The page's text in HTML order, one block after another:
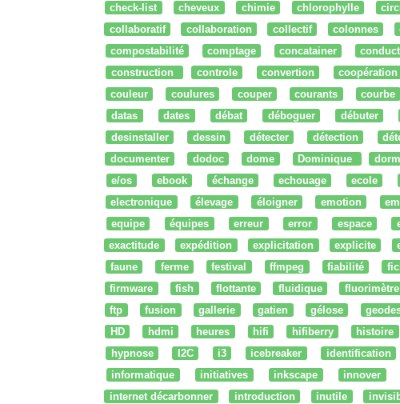
check-list
cheveux chimie chlorophylle
collaboratif
collaboration collectif colonnes
compostabilité
comptage concatainer
construction
controle convertion coopération
couleur
coulures couper courants courbe
datas
dates débat déboguer débuter
desinstaller
dessin détecter détection
documenter
dodoc dome Dominique
e/os
ebook échange echouage ecole
electronique
élevage éloigner emotion
equipe
équipes erreur error espace
exactitude
expédition explicitation explicite
faune
ferme festival ffmpeg fiabilité
firmware
fish flottante fluidique fluorimètre
ftp
fusion gallerie gatien gélose
HD
hdmi heures hifi hifiberry histoire
hypnose
I2C i3 icebreaker identification
informatique
initiatives inkscape innover
internet décarbonner
introduction inutile